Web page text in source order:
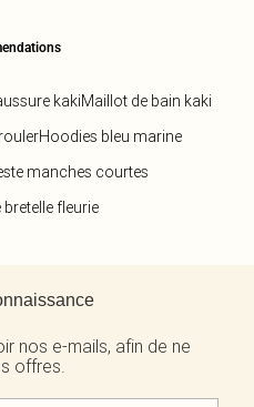
kakiMaillot de bain kaki
Hoodies bleu marine
manches courtes
fleurie
nos e-mails, afin de ne
offres.